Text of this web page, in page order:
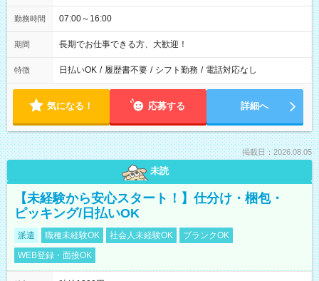
勤務時間 07:00～16:00
期間 長期でお仕事できる方、大歓迎！
特徴 日払いOK / 履歴書不要 / シフト勤務 / 電話対応なし
気になる！ 応募する 詳細へ
掲載日：2026.08.05
未読
【未経験から安心スタート！】仕分け・梱包・
ピッキング/日払いOK
派遣 職種未経験OK 社会人未経験OK
ブランクOK
WEB登録・面接OK